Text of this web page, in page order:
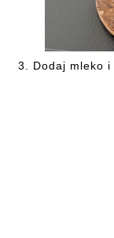
3. Dodaj mleko